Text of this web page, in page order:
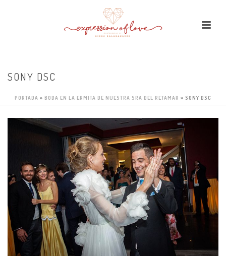
SONY DSC
PORTADA » BODA EN LA ERMITA DE NUESTRA SRA DEL RETAMAR » SONY DSC